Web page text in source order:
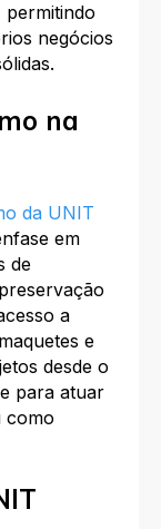
permitindo
negócios
na
da UNIT
em
de
a
e
desde o
para atuar
como